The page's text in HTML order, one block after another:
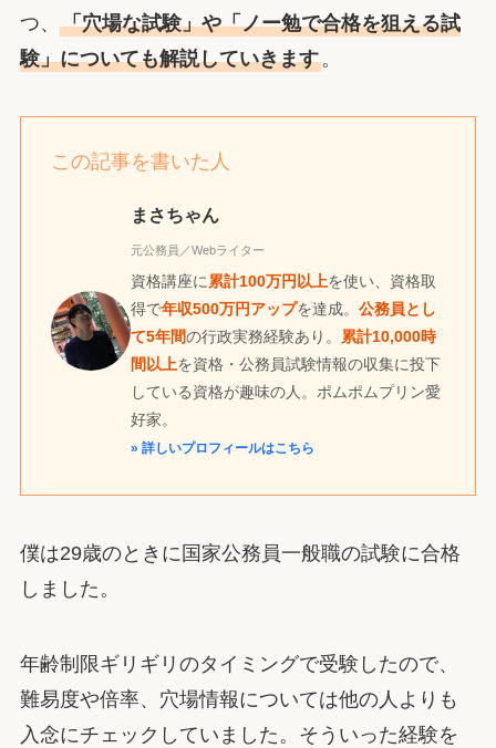
つ、 「穴場な試験」や「ノー勉で合格を狙える試
験」についても解説していきます。
この記事を書いた人
まさちゃん
元公務員／Webライター
資格講座に累計100万円以上を使い、資格取
得で年収500万円アップを達成。 公務員とし
て5年間の行政実務経験あり。 累計10,000時
間以上を資格・公務員試験情報の収集に投下
している資格が趣味の人。ポムポムプリン愛
好家。
» 詳しいプロフィールはこちら
僕は29歳のときに国家公務員一般職の試験に合格
しました。
年齢制限ギリギリのタイミングで受験したので、
難易度や倍率、穴場情報については他の人よりも
入念にチェックしていました。そういった経験を